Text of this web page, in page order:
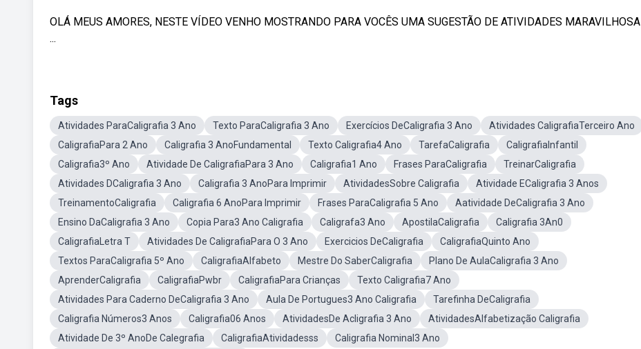
OLÁ MEUS AMORES, NESTE VÍDEO VENHO MOSTRANDO PARA VOCÊS UMA SUGESTÃO DE ATIVIDADES MARAVILHOSA
...
Tags
Atividades ParaCaligrafia 3 Ano Texto ParaCaligrafia 3 Ano Exercícios DeCaligrafia 3 Ano
Atividades CaligrafiaTerceiro Ano
CaligrafiaPara 2 Ano
Caligrafia 3 AnoFundamental Texto Caligrafia4 Ano TarefaCaligrafia
CaligrafiaInfantil
Caligrafia3º Ano
Atividade De CaligrafiaPara 3 Ano Caligrafia1 Ano Frases ParaCaligrafia
TreinarCaligrafia
Atividades DCaligrafia 3 Ano
Caligrafia 3 AnoPara Imprimir AtividadesSobre Caligrafia
Atividade ECaligrafia 3 Anos
TreinamentoCaligrafia
Caligrafia 6 AnoPara Imprimir Frases ParaCaligrafia 5 Ano
Aatividade DeCaligrafia 3 Ano
Ensino DaCaligrafia 3 Ano
Copia Para3 Ano Caligrafia Caligrafa3 Ano ApostilaCaligrafia
Caligrafia 3An0
CaligrafiaLetra T
Atividades De CaligrafiaPara O 3 Ano Exercicios DeCaligrafia
CaligrafiaQuinto Ano
Textos ParaCaligrafia 5º Ano
CaligrafiaAlfabeto Mestre Do SaberCaligrafia
Plano De AulaCaligrafia 3 Ano
AprenderCaligrafia
CaligrafiaPwbr CaligrafiaPara Crianças
Texto Caligrafia7 Ano
Atividades Para Caderno DeCaligrafia 3 Ano
Aula De Portugues3 Ano Caligrafia
Tarefinha DeCaligrafia
Caligrafia Números3 Anos
Caligrafia06 Anos AtividadesDe Acligrafia 3 Ano
AtividadesAlfabetização Caligrafia
Atividade De 3º AnoDe Calegrafia
CaligrafiaAtividadesss
Caligrafia Nominal3 Ano